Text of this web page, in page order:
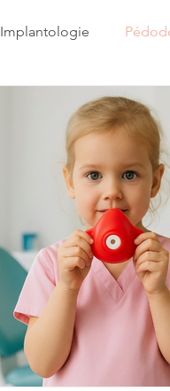
Implantologie